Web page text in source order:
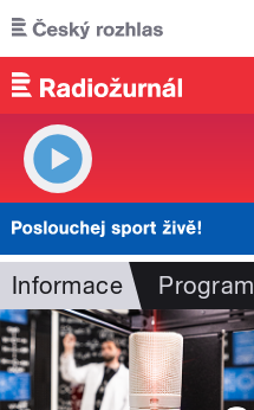
Přejít k hlavnímu obsahu
Informace Program